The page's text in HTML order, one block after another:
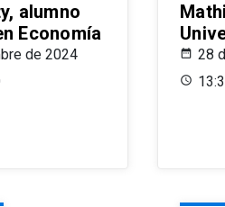
alumno
Economía
de 2024
28